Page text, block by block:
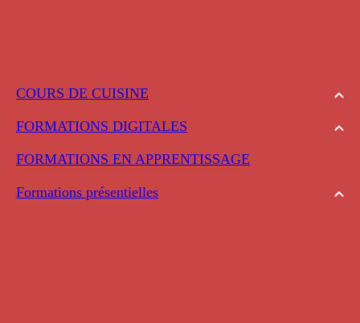
COURS DE CUISINE
FORMATIONS DIGITALES
FORMATIONS EN APPRENTISSAGE
Formations présentielles